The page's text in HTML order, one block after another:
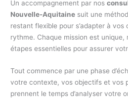
Un accompagnement par nos
Nouvelle-Aquitaine suit une
restant flexible pour s’adapter à
rythme. Chaque mission est unique,
étapes essentielles pour assurer
Tout commence par une phase
votre contexte, vos objectifs et vos
prennent le temps d’analyser votre